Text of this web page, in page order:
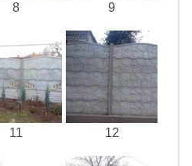
8 9
11 12